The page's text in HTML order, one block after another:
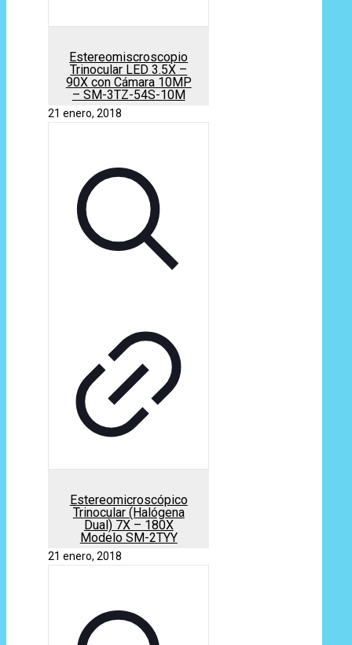
Estereomiscroscopio
Trinocular LED 3.5X –
90X con Cámara 10MP
– SM-3TZ-54S-10M
21 enero, 2018
Estereomicroscópico
Trinocular (Halógena
Dual) 7X – 180X
Modelo SM-2TYY
21 enero, 2018